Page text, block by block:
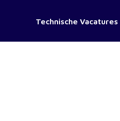
Technische Vacatures